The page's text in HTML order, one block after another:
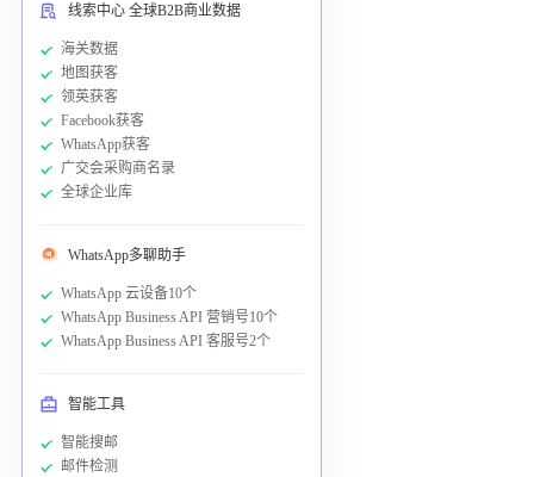
线索中心 全球B2B商业数据
海关数据
地图获客
领英获客
Facebook获客
WhatsApp获客
广交会采购商名录
全球企业库
WhatsApp多聊助手
WhatsApp 云设备10个
WhatsApp Business API 营销号10个
WhatsApp Business API 客服号2个
智能工具
智能搜邮
邮件检测